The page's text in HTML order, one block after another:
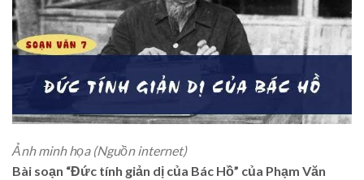
Ảnh minh họa (Nguồn internet)
Bài soạn “Đức tính giản dị của Bác Hồ” của Phạm Văn